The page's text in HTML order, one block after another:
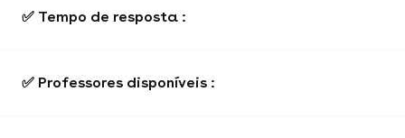
✅ Tempo de resposta :
✅ Professores disponíveis :